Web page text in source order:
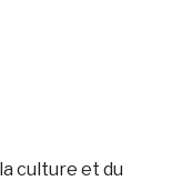
culture et du